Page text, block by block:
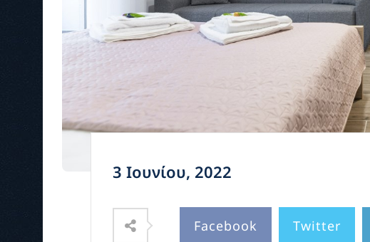
3 Ιουνίου, 2022
Facebook Twitter